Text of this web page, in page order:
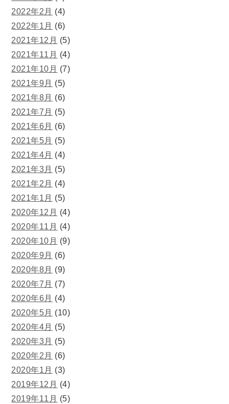
2022年2月 (4)
2022年1月 (6)
2021年12月 (5)
2021年11月 (4)
2021年10月 (7)
2021年9月 (5)
2021年8月 (6)
2021年7月 (5)
2021年6月 (6)
2021年5月 (5)
2021年4月 (4)
2021年3月 (5)
2021年2月 (4)
2021年1月 (5)
2020年12月 (4)
2020年11月 (4)
2020年10月 (9)
2020年9月 (6)
2020年8月 (9)
2020年7月 (7)
2020年6月 (4)
2020年5月 (10)
2020年4月 (5)
2020年3月 (5)
2020年2月 (6)
2020年1月 (3)
2019年12月 (4)
2019年11月 (5)